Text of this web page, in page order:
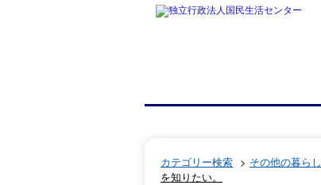
カテゴリー検索 > その他の暮らし
を知りたい。